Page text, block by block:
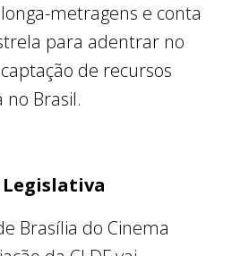
metragens e conta
para adentrar no
de recursos
Brasil.
Brasília do Cinema